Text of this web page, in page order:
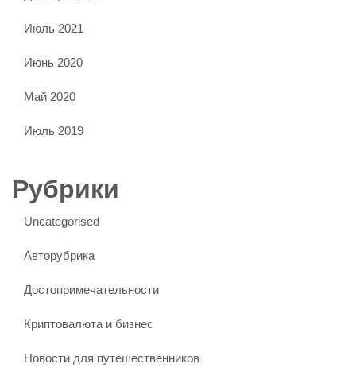
Июль 2021
Июнь 2020
Май 2020
Июль 2019
Рубрики
Uncategorised
Авторубрика
Достопримечательности
Криптовалюта и бизнес
Новости для путешественников